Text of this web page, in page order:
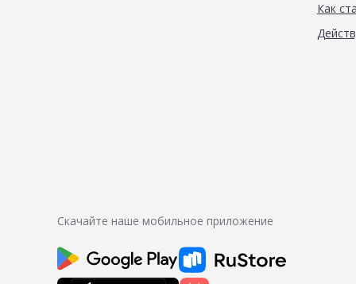
Как
Скачайте наше мобильное приложение